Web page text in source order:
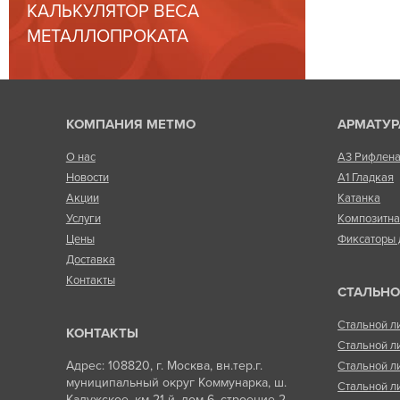
КАЛЬКУЛЯТОР ВЕСА
МЕТАЛЛОПРОКАТА
КОМПАНИЯ МЕТМО
О нас
Новости
Акции
Услуги
Цены
Доставка
Контакты
КОНТАКТЫ
Адрес: 108820, г. Москва, вн.тер.г.
муниципальный округ Коммунарка, ш.
А3
А1 Гладкая
Катанка
Фиксаторы
Стальной
Стальной
Стальной
Стальной